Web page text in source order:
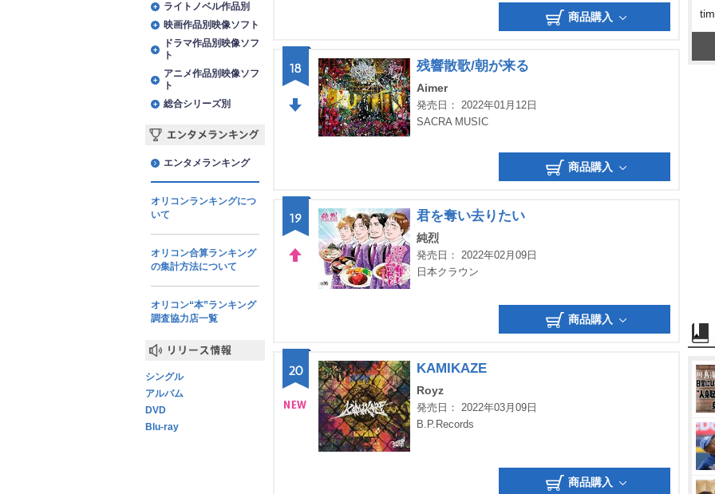
商品購入
18 残響散歌/朝が来る
Aimer
発売日： 2022年01月12日
SACRA MUSIC
商品購入
19 君を奪い去りたい
純烈
発売日： 2022年02月09日
日本クラウン
商品購入
20 KAMIKAZE
Royz
発売日： 2022年03月09日
B.P.Records
商品購入
ライトノベル作品別
映画作品別映像ソフト
ドラマ作品別映像ソフ
ト
アニメ作品別映像ソフ
ト
総合シリーズ別
エンタメランキング
オリコンランキングにつ
いて
オリコン合算ランキング
の集計方法について
オリコン“本”ランキング
調査協力店一覧
シングル
アルバム
DVD
Blu-ray